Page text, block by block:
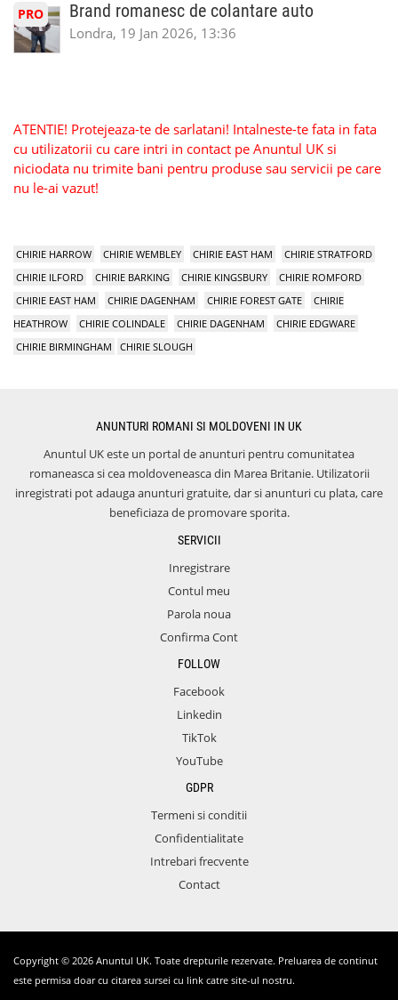
PRO Brand romanesc de colantare auto
Londra, 19 Jan 2026, 13:36
ATENTIE! Protejeaza-te de sarlatani! Intalneste-te fata in fata
cu utilizatorii cu care intri in contact pe Anuntul UK si
niciodata nu trimite bani pentru produse sau servicii pe care
nu le-ai vazut!
CHIRIE HARROW CHIRIE WEMBLEY CHIRIE EAST HAM
CHIRIE STRATFORD
CHIRIE ILFORD
CHIRIE BARKING CHIRIE KINGSBURY
CHIRIE ROMFORD
CHIRIE EAST HAM
CHIRIE DAGENHAM CHIRIE FOREST GATE
CHIRIE
HEATHROW
CHIRIE COLINDALE CHIRIE DAGENHAM
CHIRIE EDGWARE
CHIRIE BIRMINGHAM
CHIRIE SLOUGH
ANUNTURI ROMANI SI MOLDOVENI IN UK
Anuntul UK este un portal de anunturi pentru comunitatea
romaneasca si cea moldoveneasca din Marea Britanie. Utilizatorii
inregistrati pot adauga anunturi gratuite, dar si anunturi cu plata, care
beneficiaza de promovare sporita.
SERVICII
Inregistrare
Contul meu
Parola noua
Confirma Cont
FOLLOW
Facebook
Linkedin
TikTok
YouTube
GDPR
Termeni si conditii
Confidentialitate
Intrebari frecvente
Contact
Copyright © 2026 Anuntul UK. Toate drepturile rezervate. Preluarea de continut
este permisa doar cu citarea sursei cu link catre site-ul nostru.